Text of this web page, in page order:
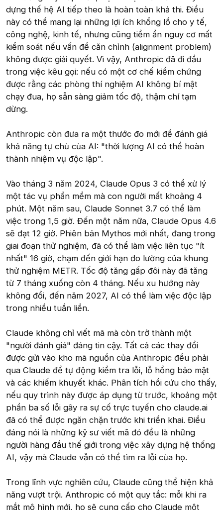
dựng thế hệ AI tiếp theo là hoàn toàn khả thi. Điều
này có thể mang lại những lợi ích khổng lồ cho y tế,
công nghệ, kinh tế, nhưng cũng tiềm ẩn nguy cơ mất
kiểm soát nếu vấn đề căn chỉnh (alignment problem)
không được giải quyết. Vì vậy, Anthropic đã đi đầu
trong việc kêu gọi: nếu có một cơ chế kiểm chứng
được rằng các phòng thí nghiệm AI không bí mật
chạy đua, họ sẵn sàng giảm tốc độ, thậm chí tạm
dừng.
Anthropic còn đưa ra một thước đo mới để đánh giá
khả năng tự chủ của AI: "thời lượng AI có thể hoàn
thành nhiệm vụ độc lập".
Vào tháng 3 năm 2024, Claude Opus 3 có thể xử lý
một tác vụ phần mềm mà con người mất khoảng 4
phút. Một năm sau, Claude Sonnet 3.7 có thể làm
việc trong 1,5 giờ. Đến một năm nữa, Claude Opus 4.6
sẽ đạt 12 giờ. Phiên bản Mythos mới nhất, đang trong
giai đoạn thử nghiệm, đã có thể làm việc liên tục "ít
nhất" 16 giờ, chạm đến giới hạn đo lường của khung
thử nghiệm METR. Tốc độ tăng gấp đôi này đã tăng
từ 7 tháng xuống còn 4 tháng. Nếu xu hướng này
không đổi, đến năm 2027, AI có thể làm việc độc lập
trong nhiều tuần liền.
Claude không chỉ viết mã mà còn trở thành một
"người đánh giá" đáng tin cậy. Tất cả các thay đổi
được gửi vào kho mã nguồn của Anthropic đều phải
qua Claude để tự động kiểm tra lỗi, lỗ hổng bảo mật
và các khiếm khuyết khác. Phân tích hồi cứu cho thấy,
nếu quy trình này được áp dụng từ trước, khoảng một
phần ba số lỗi gây ra sự cố trực tuyến cho claude.ai
đã có thể được ngăn chặn trước khi triển khai. Điều
đáng nói là những kỹ sư viết mã đó đều là những
người hàng đầu thế giới trong việc xây dựng hệ thống
AI, vậy mà Claude vẫn có thể tìm ra lỗi của họ.
Trong lĩnh vực nghiên cứu, Claude cũng thể hiện khả
năng vượt trội. Anthropic có một quy tắc: mỗi khi ra
mắt mô hình mới, họ sẽ cung cấp cho Claude một